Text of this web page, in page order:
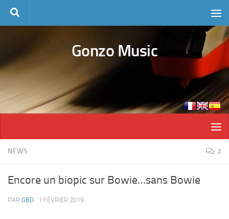
Skip to content
Gonzo Music
NEWS 2
Encore un biopic sur Bowie…sans Bowie
PAR GBD · 1 FÉVRIER 2019